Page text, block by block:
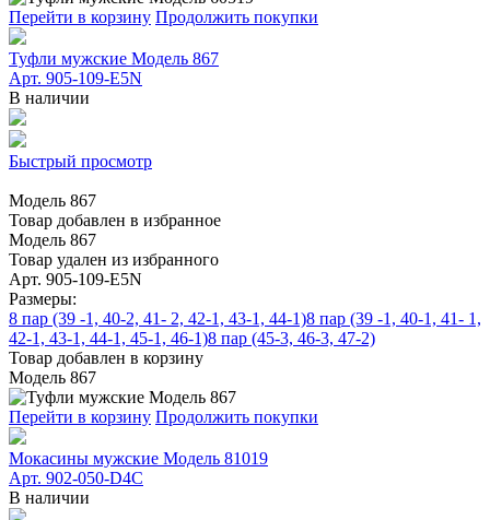
Перейти в корзину Продолжить покупки
Туфли мужские Модель 867
Арт. 905-109-E5N
В наличии
Быстрый просмотр
Модель 867
Товар добавлен в избранное
Модель 867
Товар удален из избранного
Арт. 905-109-E5N
Размеры:
8 пар (39 -1, 40-2, 41- 2, 42-1, 43-1, 44-1)8 пар (39 -1, 40-1, 41- 1,
42-1, 43-1, 44-1, 45-1, 46-1)8 пар (45-3, 46-3, 47-2)
Товар добавлен в корзину
Модель 867
Перейти в корзину Продолжить покупки
Мокасины мужские Модель 81019
Арт. 902-050-D4С
В наличии